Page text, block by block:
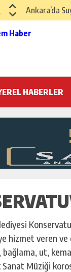
Ankara’da
Yılın
Polatlı
Hayri
Saray
Seçmeli
HABERLER
hizmet veren
ut,
Sanat Müziği